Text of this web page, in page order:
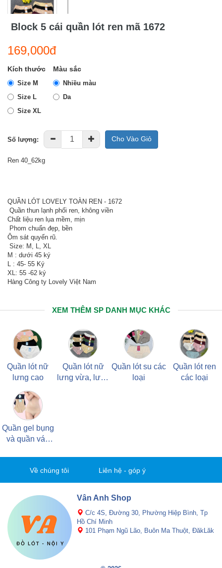
Block 5 cái quần lót ren mã 1672
169,000đ
Kích thước
Size M
Size L
Size XL
Màu sắc
Nhiều màu
Da
Số lượng: Cho Vào Giỏ
Ren 40_62kg
QUẦN LÓT LOVELY TOÀN REN - 1672
Quần thun lạnh phối ren, không viền
Chất liệu ren lụa mềm, mịn
Phom chuẩn đẹp, bền
Ôm sát quyến rũ.
Size: M, L, XL
M : dưới 45 ký
L : 45- 55 Ký
XL: 55 -62 ký
Hàng Công ty Lovely Việt Nam
XEM THÊM SP DANH MỤC KHÁC
Quần lót nữ
lưng cao
Quần lót nữ
lưng vừa, lưng
Quần lót su các
loại
Quần lót ren
các loại
Quần gel bụng
và quần váy
Về chúng tôi Liên hệ - góp ý
Vân Anh Shop
C/c 4S, Đường 30, Phường Hiệp Bình, Tp
Hồ Chí Minh
101 Phạm Ngũ Lão, Buôn Ma Thuột, ĐăkLăk